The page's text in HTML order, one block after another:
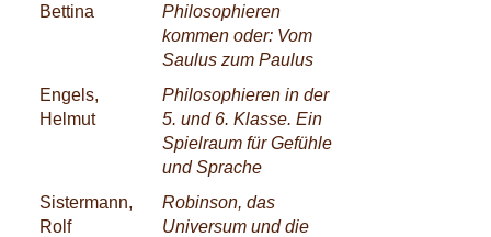
Bettina
Philosophieren
kommen oder: Vom
Saulus zum Paulus
Engels,
Helmut
Philosophieren in der
5. und 6. Klasse. Ein
Spielraum für Gefühle
und Sprache
Sistermann,
Rolf
Robinson, das
Universum und die